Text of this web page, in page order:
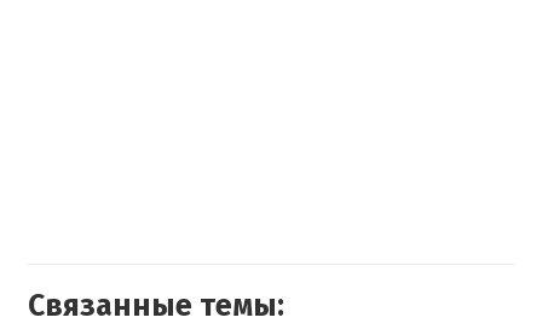
Связанные темы: